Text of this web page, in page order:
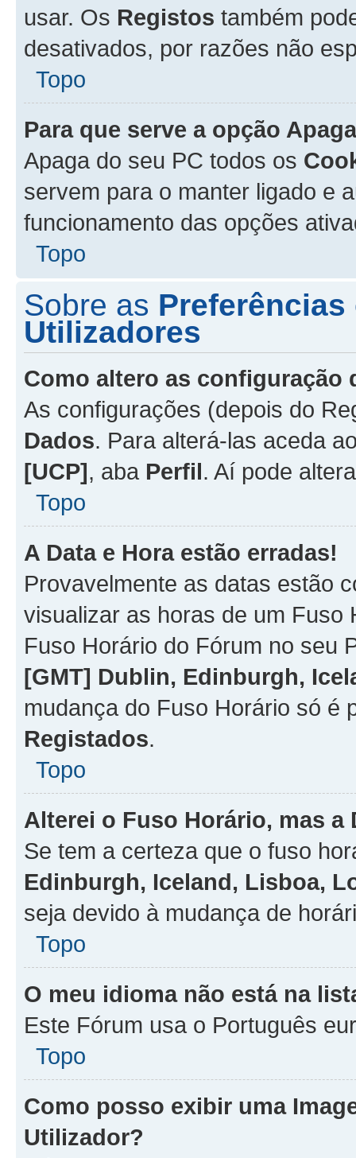
usar. Os Registos também
desativados, por razões não
Topo
Para que serve a opção
Apaga do seu PC todos os
servem para o manter ligado e
funcionamento das opções
Topo
Sobre as
Utilizadores
Como altero as configuração
As configurações (depois do
Dados. Para alterá-las aceda
[UCP], aba Perfil. Aí pode
Topo
A Data e Hora estão erradas!
Provavelmente as datas estão
visualizar as horas de um Fuso
Fuso Horário do Fórum no seu
[GMT] Dublin, Edinburgh,
mudança do Fuso Horário só é
Registados.
Topo
Alterei o Fuso Horário, mas a
Se tem a certeza que o fuso
Edinburgh, Iceland, Lisboa,
seja devido à mudança de
Topo
O meu idioma não está na
Este Fórum usa o Português
Topo
Como posso exibir uma
Utilizador?